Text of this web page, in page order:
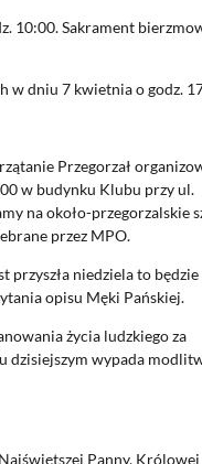
10:00. Sakrament
w dniu 7 kwietnia o godz.
Przegorzał
w budynku Klubu przy ul.
na około-przegorzalskie
przez MPO.
przyszła niedziela to będzie
opisu Męki Pańskiej.
życia ludzkiego za
dzisiejszym wypada
Panny, Królowej